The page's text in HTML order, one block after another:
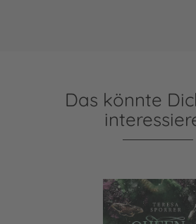
Das könnte